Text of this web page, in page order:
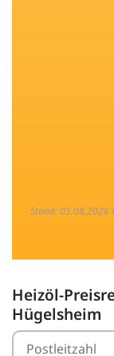
Stand:
Heizöl-
Hügelsheim